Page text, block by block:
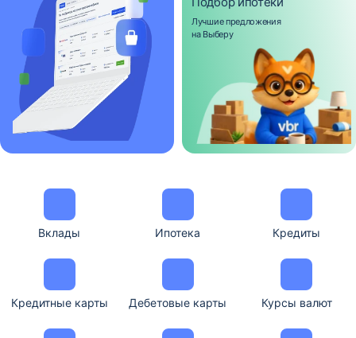
Лучшие предложения
на Выберу
Вклады Ипотека Кредиты
Кредитные карты Дебетовые карты Курсы валют